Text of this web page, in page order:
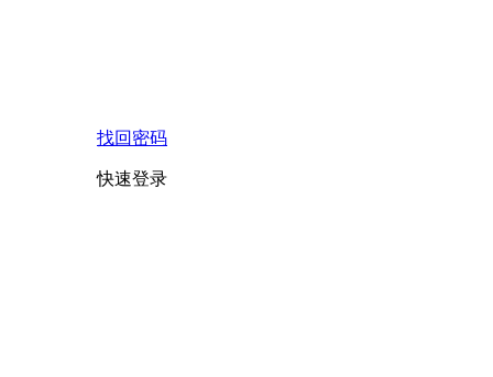
找回密码
快速登录